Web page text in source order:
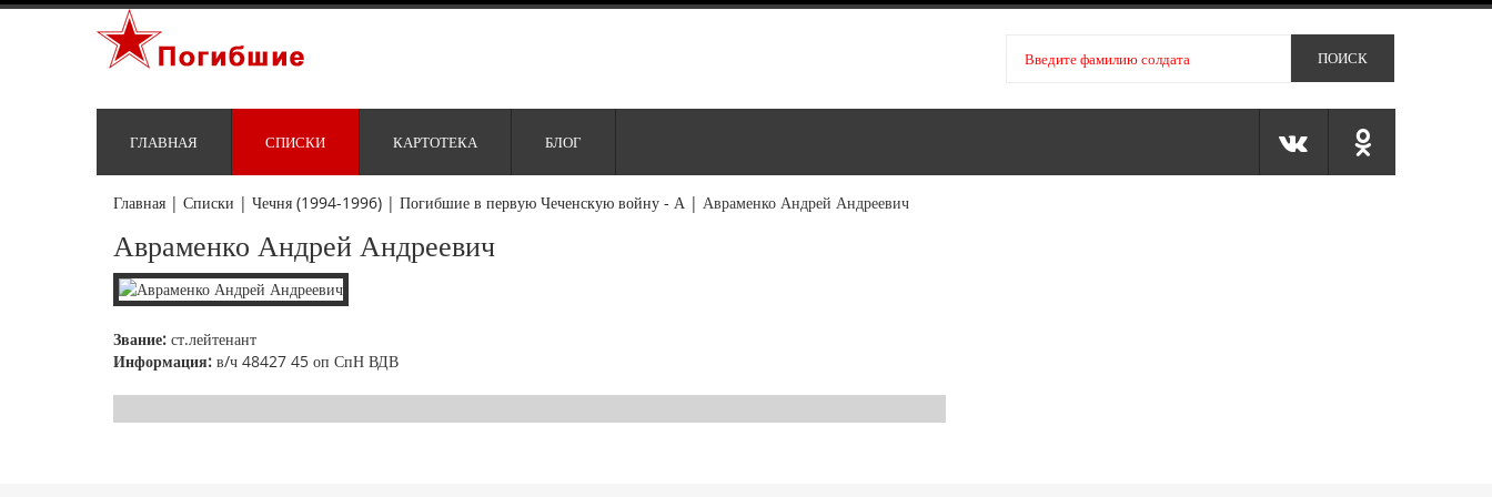
ГЛАВНАЯ СПИСКИ КАРТОТЕКА БЛОГ
Главная | Списки | Чечня (1994-1996) | Погибшие в первую Чеченскую войну - А | Авраменко Андрей Андреевич
Авраменко Андрей Андреевич
Звание: ст.лейтенант
Информация: в/ч 48427 45 оп СпН ВДВ